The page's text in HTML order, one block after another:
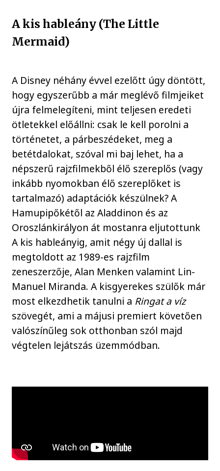
A kis hableány (The Little
Mermaid)
A Disney néhány évvel ezelőtt úgy döntött,
hogy egyszerűbb a már meglévő filmjeiket
újra felmelegíteni, mint teljesen eredeti
ötletekkel előállni: csak le kell porolni a
történetet, a párbeszédeket, meg a
betétdalokat, szóval mi baj lehet, ha a
népszerű rajzfilmekből élő szereplős (vagy
inkább nyomokban élő szereplőket is
tartalmazó) adaptációk készülnek? A
Hamupipőkétől az Aladdinon és az
Oroszlánkirályon át mostanra eljutottunk
A kis hableányig, amit négy új dallal is
megtoldott az 1989-es rajzfilm
zeneszerzője, Alan Menken valamint Lin-
Manuel Miranda. A kisgyerekes szülők már
most elkezdhetik tanulni a Ringat a víz
szövegét, ami a májusi premiert követően
valószínűleg sok otthonban szól majd
végtelen lejátszás üzemmódban.